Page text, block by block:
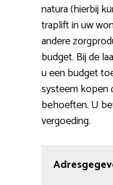
natura (hierbij
traplift in uw
andere
budget. Bij de
u een budget
systeem kopen
behoeften. U
vergoeding.